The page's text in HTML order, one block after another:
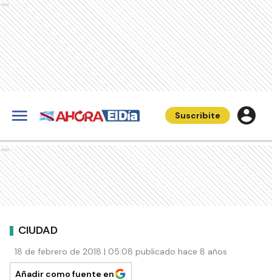
Ads
Suscribite
Ads
CIUDAD
18 de febrero de 2018 | 05:08 publicado hace 8 años
Añadir como fuente en